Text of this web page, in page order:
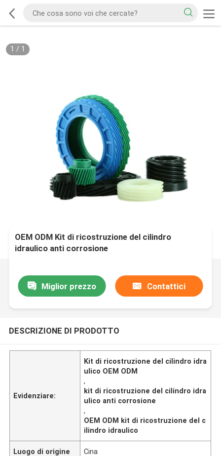
1 / 1
OEM ODM Kit di ricostruzione del cilindro
idraulico anti corrosione
Miglior prezzo Contattici
DESCRIZIONE DI PRODOTTO
Evidenziare:
Kit di ricostruzione del cilindro idra
ulico OEM ODM
,
kit di ricostruzione del cilindro idra
ulico anti corrosione
,
OEM ODM kit di ricostruzione del c
ilindro idraulico
Luogo di origine Cina